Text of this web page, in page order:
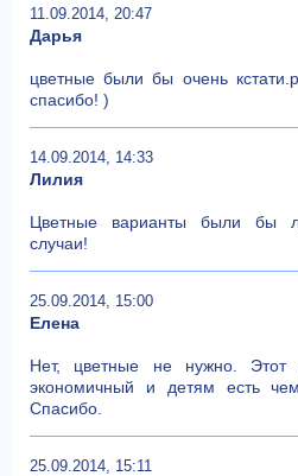
11.09.2014, 20:47
Дарья
цветные были бы очень
спасибо! )
14.09.2014, 14:33
Лилия
Цветные варианты были бы
случаи!
25.09.2014, 15:00
Елена
Нет, цветные не нужно. Этот
экономичный и детям есть
Спасибо.
25.09.2014, 15:11